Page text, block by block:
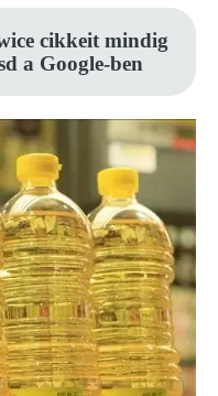
cikkeit mindig
a Google-ben